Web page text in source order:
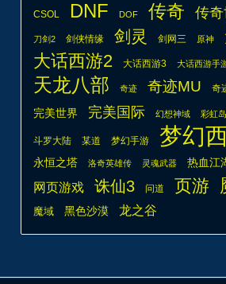
CSOL DNF DOF 传奇 传
刀剑2 剑侠情缘 剑灵 剑网三 原神
大话西游2 大话西游3 大话西游手
天龙八部 奇迹 奇迹MU 奇
完美世界 完美国际 幻想神域 彩虹岛
斗罗大陆 某道 梦幻手游 梦幻
永恒之塔
洛奇英雄传 灵魂武器 热血江
网页游戏 诛仙3 问道 页游
魔域 黑色沙漠 龙之谷